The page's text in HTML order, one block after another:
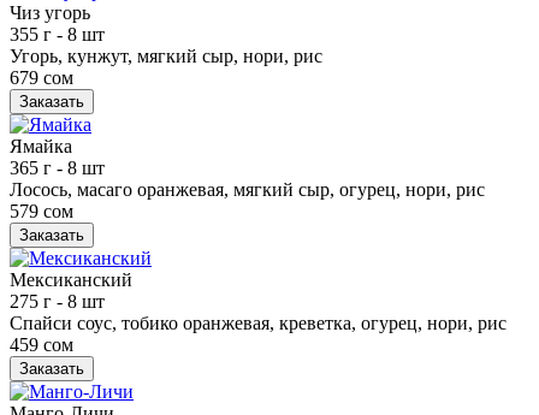
Чиз угорь
355 г - 8 шт
Угорь, кунжут, мягкий сыр, нори, рис
679 сом
Заказать
Ямайка
365 г - 8 шт
Лосось, масаго оранжевая, мягкий сыр, огурец, нори, рис
579 сом
Заказать
Мексиканский
275 г - 8 шт
Спайси соус, тобико оранжевая, креветка, огурец, нори, рис
459 сом
Заказать